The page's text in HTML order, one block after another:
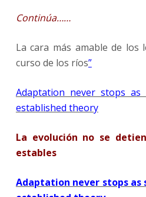
Continúa……
La cara más amable de los
curso de los ríos”
Adaptation never stops as
established theory
La evolución no se
estables
Adaptation never stops as